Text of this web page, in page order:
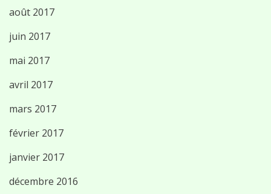
août 2017
juin 2017
mai 2017
avril 2017
mars 2017
février 2017
janvier 2017
décembre 2016